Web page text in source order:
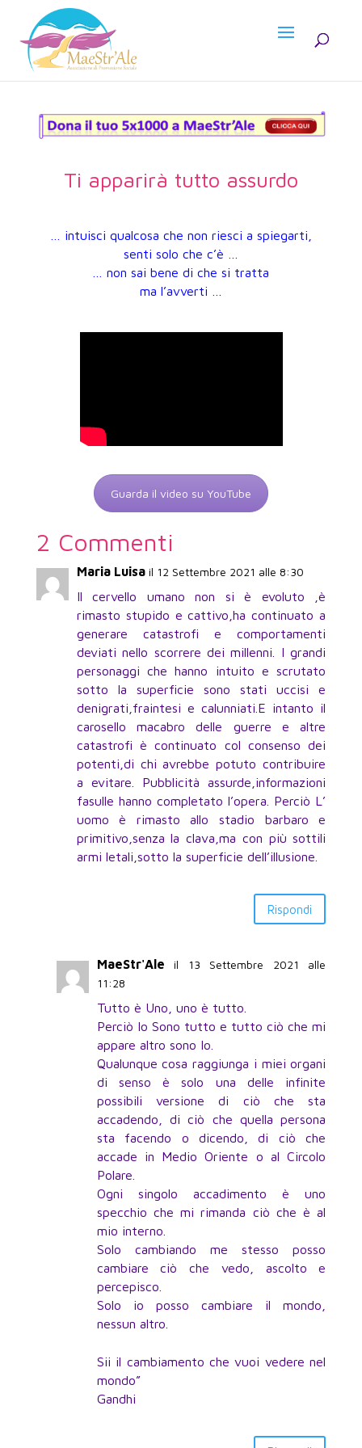
Ti apparirà tutto assurdo
… intuisci qualcosa che non riesci a spiegarti,
senti solo che c’è …
… non sai bene di che si tratta
ma l’avverti …
Guarda il video su YouTube
2 Commenti
Maria Luisa il 12 Settembre 2021 alle 8:30
Il cervello umano non si è evoluto ,è
rimasto stupido e cattivo,ha continuato a
generare catastrofi e comportamenti
deviati nello scorrere dei millenni. I grandi
personaggi che hanno intuito e scrutato
sotto la superficie sono stati uccisi e
denigrati,fraintesi e calunniati.E intanto il
carosello macabro delle guerre e altre
catastrofi è continuato col consenso dei
potenti,di chi avrebbe potuto contribuire
a evitare. Pubblicità assurde,informazioni
fasulle hanno completato l’opera. Perciò L’
uomo è rimasto allo stadio barbaro e
primitivo,senza la clava,ma con più sottili
armi letali,sotto la superficie dell’illusione.
Rispondi
MaeStr'Ale
il 13 Settembre 2021 alle
11:28
Tutto è Uno, uno è tutto.
Perciò Io Sono tutto e tutto ciò che mi
appare altro sono Io.
Qualunque cosa raggiunga i miei organi
di senso è solo una delle infinite
possibili versione di ciò che sta
accadendo, di ciò che quella persona
sta facendo o dicendo, di ciò che
accade in Medio Oriente o al Circolo
Polare.
Ogni singolo accadimento è uno
specchio che mi rimanda ciò che è al
mio interno.
Solo cambiando me stesso posso
cambiare ciò che vedo, ascolto e
percepisco.
Solo io posso cambiare il mondo,
nessun altro.
Sii il cambiamento che vuoi vedere nel
mondo”
Gandhi